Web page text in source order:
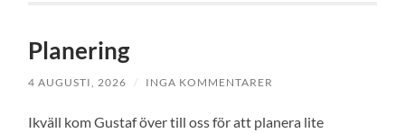
Planering
4 AUGUSTI, 2026 / INGA KOMMENTARER
Ikväll kom Gustaf över till oss för att planera lite